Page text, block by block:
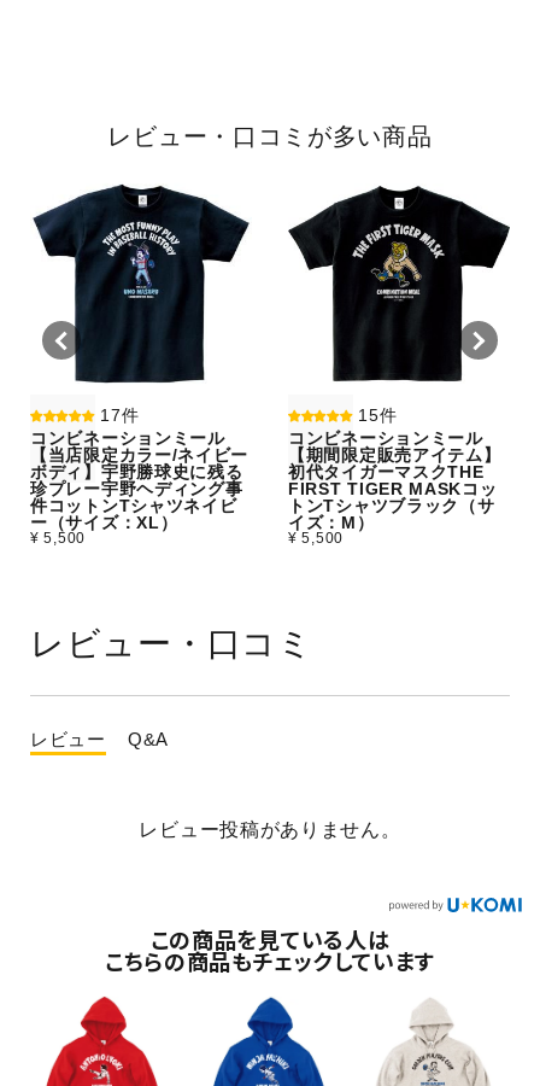
レビュー・口コミが多い商品
17件
コンビネーションミール
【当店限定カラー/ネイビー
ボディ】宇野勝球史に残る
珍プレー宇野ヘディング事
件コットンTシャツネイビ
ー（サイズ：XL）
¥ 5,500
15件
コンビネーションミール
【期間限定販売アイテム】
初代タイガーマスクTHE
FIRST TIGER MASKコッ
トンTシャツブラック（サ
イズ：M）
¥ 5,500
レビュー・口コミ
レビュー Q&A
レビュー投稿がありません。
この商品を見ている人は
こちらの商品もチェックしています